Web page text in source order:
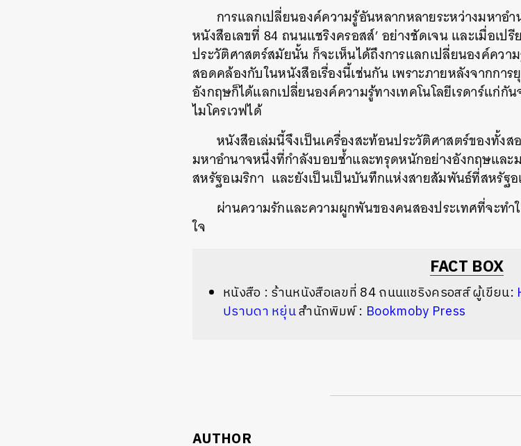
การแลกเปลี่ยนองค์ความรู้อันหลากหลายระหว่างมหาอ
หนังสือเลขที่ 84 ถนนแชริงครอสส์’อย่างชัดเจนและเมื่อเป
ประวัติศาสตร์สมัยนั้นก็จะเห็นได้ถึงการแลกเปลี่ยนองค์ควา
สอดคล้องกับในหนังสือเรื่องนี้เช่นกันเพราะภายหลังจากกา
อังกฤษก็ได้แลกเปลี่ยนองค์ความรู้ทางเทคโนโลยีเรดาร์แก่กั
ไมโครเวฟได้
หนังสือเล่มนี้จึงเป็นเครื่องสะท้อนประวัติศาสตร์ของทั้งส
มหาอำนาจหนึ่งที่กำลังบอบช้ำและทรุดหนักอย่างอังกฤษและ
สหรัฐอเมริกา และยังเป็นเป็นบันทึกแห่งสายสัมพันธ์ที่สหรัฐ
ผ่านความรักและความผูกพันของคนสองประเทศที่จะท
ใจ
FACT BOX
หนังสือ : ร้านหนังสือเลขที่ 84ถนนแชริงครอสส์ผู้เขียน:
ปราบดา หยุ่นสำนักพิมพ์: Bookmoby Press
AUTHOR